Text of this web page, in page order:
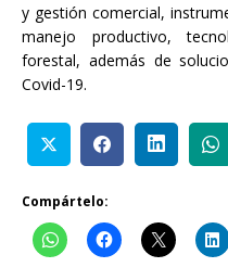
y gestión comercial,
manejo productivo,
forestal, además de
Covid-19.
Compártelo: